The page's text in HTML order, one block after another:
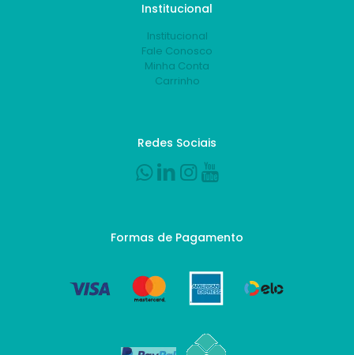
Institucional
Institucional
Fale Conosco
Minha Conta
Carrinho
Redes Sociais
Formas de Pagamento